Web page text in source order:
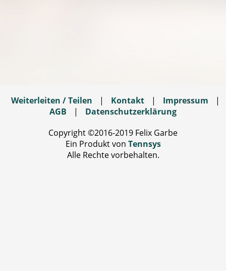
Weiterleiten / Teilen | Kontakt | Impressum
|
AGB
|
Datenschutzerklärung
Copyright ©2016-2019 Felix Garbe
Ein Produkt von Tennsys
Alle Rechte vorbehalten.